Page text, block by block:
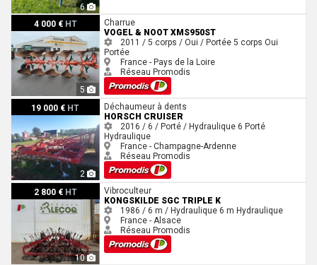
6
4 000 € HT
5
Vogel & Noot XMS950STCharrue
VOGEL & NOOT XMS950ST
2011 / 5 corps / Oui / Portée 5 corps Oui
Portée
France - Pays de la Loire
Réseau Promodis
19 000 € HT
2
Horsch CRUISER
Déchaumeur à dents
HORSCH CRUISER
2016 / 6 / Porté / Hydraulique 6 Porté
Hydraulique
France - Champagne-Ardenne
Réseau Promodis
2 800 € HT
10
Kongskilde SGC TRIPLE KVibroculteur
KONGSKILDE SGC TRIPLE K
1986 / 6 m / Hydraulique 6 m Hydraulique
France - Alsace
Réseau Promodis